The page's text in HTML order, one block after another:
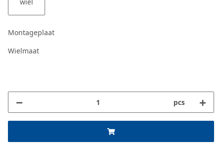
Montageplaat
Wielmaat
pcs